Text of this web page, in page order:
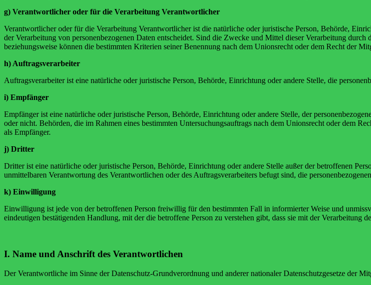
g) Verantwortlicher oder für die Verarbeitung Verantwortlicher
Verantwortlicher oder für die Verarbeitung Verantwortlicher ist die natürliche oder juristische Person, Behörde,
der Verarbeitung von personenbezogenen Daten entscheidet. Sind die Zwecke und Mittel dieser Verarbeitung
beziehungsweise können die bestimmten Kriterien seiner Benennung nach dem Unionsrecht oder dem Recht der
h) Auftragsverarbeiter
Auftragsverarbeiter ist eine natürliche oder juristische Person, Behörde, Einrichtung oder andere Stelle, die
i) Empfänger
Empfänger ist eine natürliche oder juristische Person, Behörde, Einrichtung oder andere Stelle, der
oder nicht. Behörden, die im Rahmen eines bestimmten Untersuchungsauftrags nach dem Unionsrecht oder dem
als Empfänger.
j) Dritter
Dritter ist eine natürliche oder juristische Person, Behörde, Einrichtung oder andere Stelle außer der betroffenen
unmittelbaren Verantwortung des Verantwortlichen oder des Auftragsverarbeiters befugt sind, die
k) Einwilligung
Einwilligung ist jede von der betroffenen Person freiwillig für den bestimmten Fall in informierter Weise und
eindeutigen bestätigenden Handlung, mit der die betroffene Person zu verstehen gibt, dass sie mit der Verarbeitung
I. Name und Anschrift des Verantwortlichen
Der Verantwortliche im Sinne der Datenschutz-Grundverordnung und anderer nationaler Datenschutzgesetze der